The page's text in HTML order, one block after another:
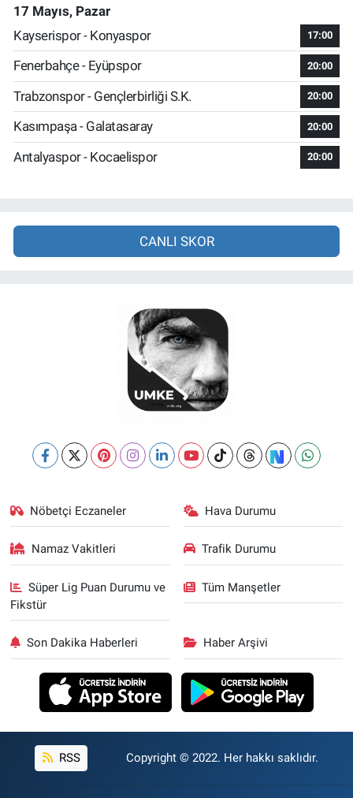
17 Mayıs, Pazar
Kayserispor - Konyaspor
17:00
Fenerbahçe - Eyüpspor 20:00
Trabzonspor - Gençlerbirliği S.K. 20:00
Kasımpaşa - Galatasaray 20:00
Antalyaspor - Kocaelispor 20:00
CANLI SKOR
Nöbetçi Eczaneler Hava Durumu
Namaz Vakitleri Trafik Durumu
Süper Lig Puan Durumu ve
Fikstür
Tüm Manşetler
Son Dakika Haberleri Haber Arşivi
RSS Copyright © 2022. Her hakkı saklıdır.